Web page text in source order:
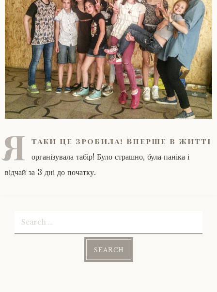
Я таки це зробила! Вперше в житті
організувала табір! Було страшно, була паніка і
відчай за 3 дні до початку.